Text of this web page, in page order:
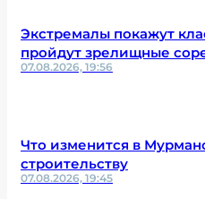
Экстремалы покажут
пройдут зрелищные
07.08.2026, 19:56
Что изменится в
строительству
07.08.2026, 19:45